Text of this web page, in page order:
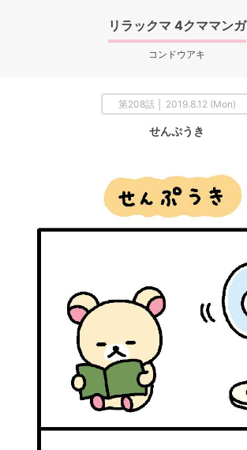
リラックマ 4クママンガ
コンドウアキ
第208話 │ 2019.8.12 (Mon)
せんぷうき